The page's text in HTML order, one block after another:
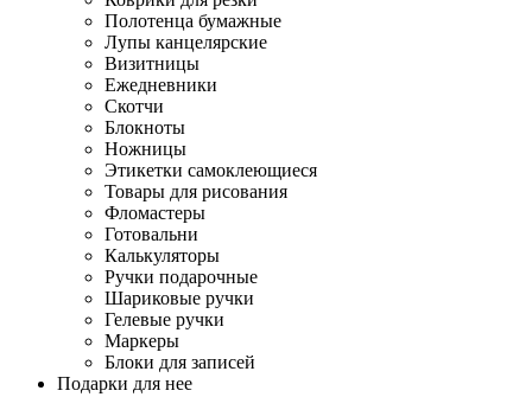
Полотенца бумажные
Лупы канцелярские
Визитницы
Ежедневники
Скотчи
Блокноты
Ножницы
Этикетки самоклеющиеся
Товары для рисования
Фломастеры
Готовальни
Калькуляторы
Ручки подарочные
Шариковые ручки
Гелевые ручки
Маркеры
Блоки для записей
Подарки для нее